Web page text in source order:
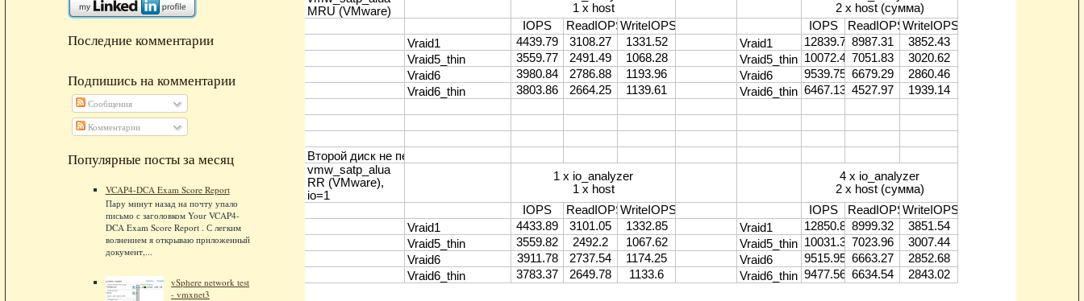
Последние комментарии
Подпишись на комментарии
Сообщения
Комментарии
Популярные посты за месяц
VCAP4-DCA Exam Score Report
Пару минут назад на почту упало
письмо с заголовком Your VCAP4-
DCA Exam Score Report . С легким
волнением я открываю приложенный
документ,...
vSphere network test
- vmxnet3